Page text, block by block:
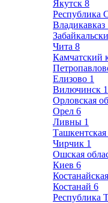
Якутск 8
Республика
Владикавказ
Чита 8
Камчатский
Елизово 1
Вилючинск 1
Орловская
Орел 6
Ливны 1
Ташкентская
Чирчик 1
Ошская
Киев 6
Костанай 6
Республика